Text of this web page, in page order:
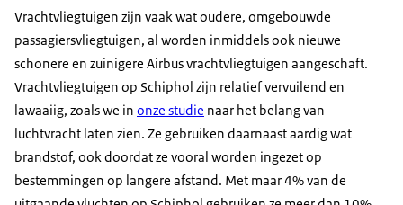
Vrachtvliegtuigen zijn vaak wat oudere, omgebouwde
passagiersvliegtuigen, al worden inmiddels ook nieuwe
schonere en zuinigere Airbus vrachtvliegtuigen aangeschaft.
Vrachtvliegtuigen op Schiphol zijn relatief vervuilend en
lawaaiig, zoals we in onze studie naar het belang van
luchtvracht laten zien. Ze gebruiken daarnaast aardig wat
brandstof, ook doordat ze vooral worden ingezet op
bestemmingen op langere afstand. Met maar 4% van de